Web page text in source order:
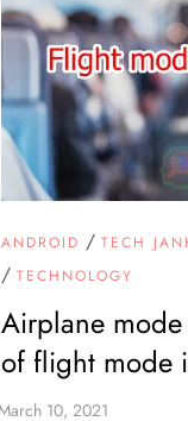
ANDROID / TECH
/ TECHNOLOGY
Airplane
of flight mode